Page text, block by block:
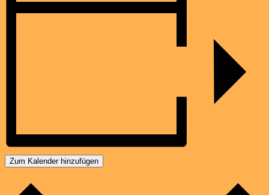
Zum Kalender hinzufügen